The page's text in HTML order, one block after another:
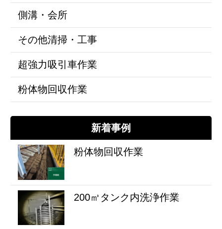
側溝・会所
その他清掃・工事
超強力吸引車作業
粉体物回収作業
新着事例
粉体物回収作業
200㎥タンク内洗浄作業